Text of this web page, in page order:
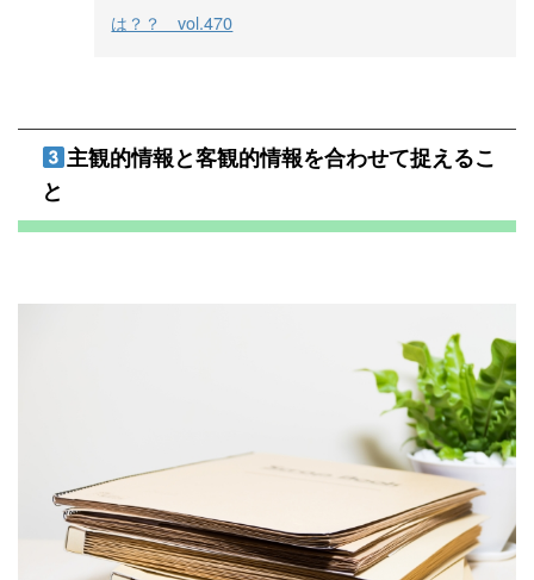
は？？ vol.470
主観的情報と客観的情報を合わせて捉えるこ
と